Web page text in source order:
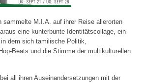
sammelte M.I.A. auf ihrer Reise allerorten
eine kunterbunte Identitätscollage, ein
dem sich tamilische Politik,
Beats und die Stimme der multikulturellen
all ihren Auseinandersetzungen mit der